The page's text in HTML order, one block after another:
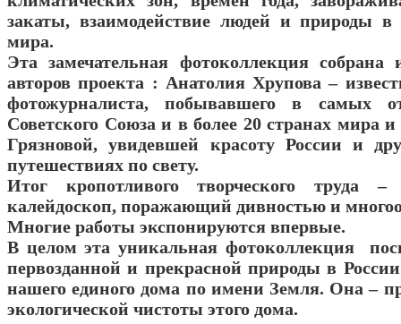
закаты, взаимодействие людей и природы в
мира.
Эта замечательная фотоколлекция
авторов проекта : Анатолия Хрупова –
фотожурналиста, побывавшего в самых
Советского Союза и в более 20 странах мира
Грязновой, увидевшей красоту России и
путешествиях по свету.
Итог кропотливого творческого труда –
калейдоскоп, поражающий дивностью и
Многие работы экспонируются впервые.
В целом эта уникальная фотоколлекция
первозданной и прекрасной природы в
нашего единого дома по имени Земля. Она –
экологической чистоты этого дома.